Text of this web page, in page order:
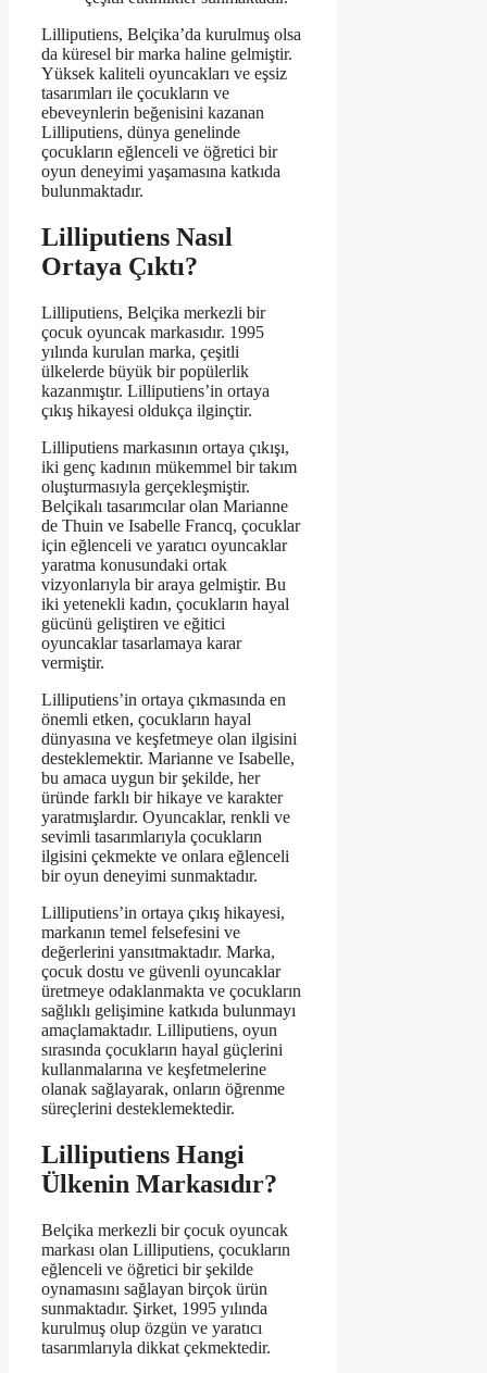
Lilliputiens, Belçika’da kurulmuş olsa
da küresel bir marka haline gelmiştir.
Yüksek kaliteli oyuncakları ve eşsiz
tasarımları ile çocukların ve
ebeveynlerin beğenisini kazanan
Lilliputiens, dünya genelinde
çocukların eğlenceli ve öğretici bir
oyun deneyimi yaşamasına katkıda
bulunmaktadır.
Lilliputiens Nasıl
Ortaya Çıktı?
Lilliputiens, Belçika merkezli bir
çocuk oyuncak markasıdır. 1995
yılında kurulan marka, çeşitli
ülkelerde büyük bir popülerlik
kazanmıştır. Lilliputiens’in ortaya
çıkış hikayesi oldukça ilginçtir.
Lilliputiens markasının ortaya çıkışı,
iki genç kadının mükemmel bir takım
oluşturmasıyla gerçekleşmiştir.
Belçikalı tasarımcılar olan Marianne
de Thuin ve Isabelle Francq, çocuklar
için eğlenceli ve yaratıcı oyuncaklar
yaratma konusundaki ortak
vizyonlarıyla bir araya gelmiştir. Bu
iki yetenekli kadın, çocukların hayal
gücünü geliştiren ve eğitici
oyuncaklar tasarlamaya karar
vermiştir.
Lilliputiens’in ortaya çıkmasında en
önemli etken, çocukların hayal
dünyasına ve keşfetmeye olan ilgisini
desteklemektir. Marianne ve Isabelle,
bu amaca uygun bir şekilde, her
üründe farklı bir hikaye ve karakter
yaratmışlardır. Oyuncaklar, renkli ve
sevimli tasarımlarıyla çocukların
ilgisini çekmekte ve onlara eğlenceli
bir oyun deneyimi sunmaktadır.
Lilliputiens’in ortaya çıkış hikayesi,
markanın temel felsefesini ve
değerlerini yansıtmaktadır. Marka,
çocuk dostu ve güvenli oyuncaklar
üretmeye odaklanmakta ve çocukların
sağlıklı gelişimine katkıda bulunmayı
amaçlamaktadır. Lilliputiens, oyun
sırasında çocukların hayal güçlerini
kullanmalarına ve keşfetmelerine
olanak sağlayarak, onların öğrenme
süreçlerini desteklemektedir.
Lilliputiens Hangi
Ülkenin Markasıdır?
Belçika merkezli bir çocuk oyuncak
markası olan Lilliputiens, çocukların
eğlenceli ve öğretici bir şekilde
oynamasını sağlayan birçok ürün
sunmaktadır. Şirket, 1995 yılında
kurulmuş olup özgün ve yaratıcı
tasarımlarıyla dikkat çekmektedir.